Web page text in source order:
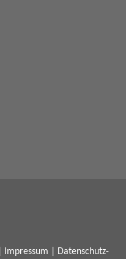
Impressum
Datenschutz-